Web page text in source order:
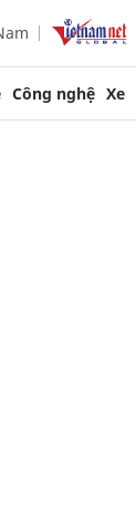
Công nghệ Xe